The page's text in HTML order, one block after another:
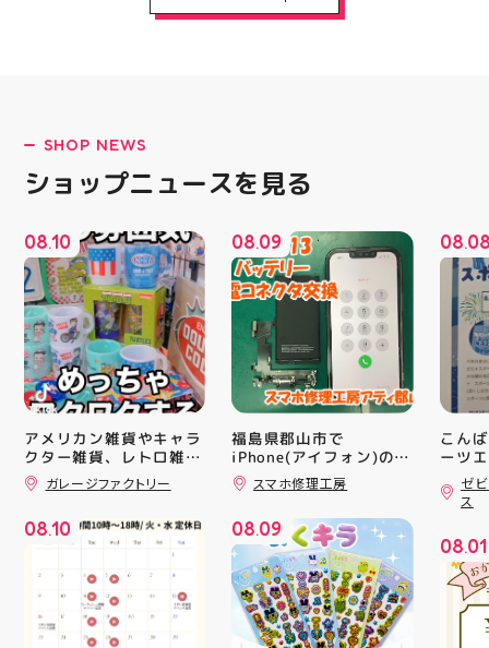
SHOP NEWS
ショップニュースを見る
08.10
アメリカン雑貨やキャラ
クター雑貨、レトロ雑貨
などたくさん販売してま
す🧸 圧巻の量です 郡山
レージファクトリー”へ
遊びに来てね️‍️‍️‍ #福島 #郡
アメリカン雑貨
ガレージファクトリー
08.10
08.09
福島県郡山市で
iPhone(アイフォン)の充
電口修理はスマホ修理工
房アティ郡山店なら即日
スマホ修理工房
08.09
08.
こん
ーツ
ィ郡
「ゼ
つり
16(日
ィ館
を行
入り
ゼ
ス
08.01